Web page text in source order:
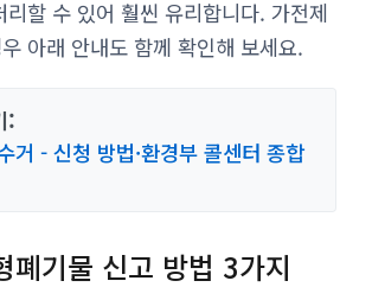
리할 수 있어 훨씬 유리합니다. 가전제
아래 안내도 함께 확인해 보세요.
:
거 - 신청 방법·환경부 콜센터 종합
폐기물 신고 방법 3가지